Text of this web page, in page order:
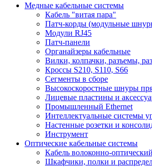
Медные кабельные системы
Кабель "витая пара"
Патч-корды (модульные
Модули RJ45
Патч-панели
Органайзеры кабельные
Вилки, колпачки, разъемы,
Кроссы S210, S110, S66
Сегменты в сборе
Высокоскоростные шнуры
Лицевые пластины и
Промышленный Ethernet
Интеллектуальные системы
Настенные розетки и
Инструмент
Оптические кабельные системы
Кабель волоконно-оптический
Шкафчики, полки и